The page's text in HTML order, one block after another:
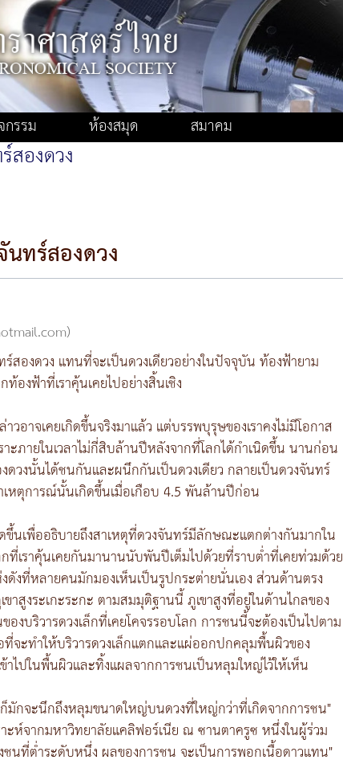
รรม ห้องสมุด สมาคม
สองดวง
ทร์สองดวง
สองดวง แทนที่จะเป็นดวงเดียวอย่างในปัจจุบัน ท้องฟ้ายาม
งฟ้าที่เราคุ้นเคยไปอย่างสิ้นเชิง
อาจเคยเกิดขึ้นจริงมาแล้ว แต่บรรพบุรุษของเราคงไม่มีโอกาส
ะภายในเวลาไม่กี่สิบล้านปีหลังจากที่โลกได้กำเนิดขึ้น นานก่อน
วงนั้นได้ชนกันและผนึกกันเป็นดวงเดียว กลายเป็นดวงจันทร์
หตุการณ์นั้นเกิดขึ้นเมื่อเกือบ 4.5 พันล้านปีก่อน
นเพื่ออธิบายถึงสาเหตุที่ดวงจันทร์มีลักษณะแตกต่างกันมากใน
เราคุ้นเคยกันมานานนับพันปีเต็มไปด้วยที่ราบต่ำที่เคยท่วมด้วย
งที่หลายคนมักมองเห็นเป็นรูปกระต่ายนั่นเอง ส่วนด้านตรง
สูงระเกะระกะ ตามสมมุติฐานนี้ ภูเขาสูงที่อยู่ในด้านไกลของ
บริวารดวงเล็กที่เคยโคจรรอบโลก การชนนี้จะต้องเป็นไปตาม
จะทำให้บริวารดวงเล็กแตกและแผ่ออกปกคลุมพื้นผิวของ
าไปในพื้นผิวและทิ้งแผลจากการชนเป็นหลุมใหญ่ไว้ให้เห็น
กจะนึกถึงหลุมขนาดใหญ่บนดวงที่ใหญ่กว่าที่เกิดจากการชน"
ะห์จากมหาวิทยาลัยแคลิฟอร์เนีย ณ ซานตาครูซ หนึ่งในผู้ร่วม
ชนที่ต่ำระดับหนึ่ง ผลของการชน จะเป็นการพอกเนื้อดาวแทน"